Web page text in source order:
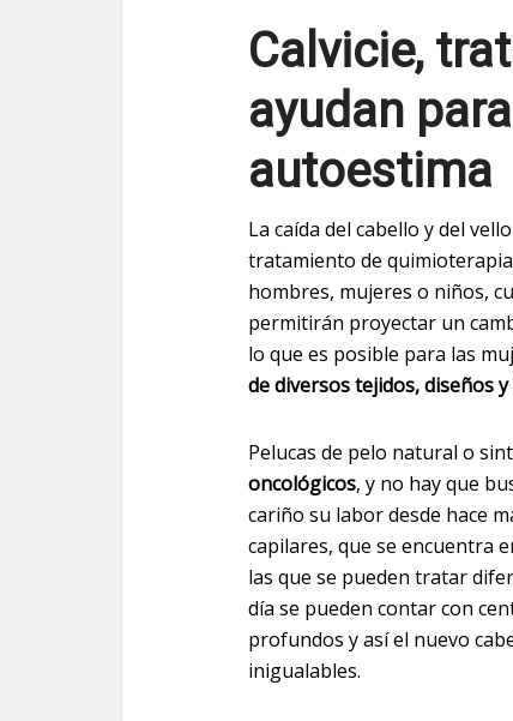
Calvicie,
ayudan
autoestima
La caída del cabello y del
tratamiento de
hombres, mujeres o niños,
permitirán proyectar un
lo que es posible para las
de diversos tejidos, diseños
Pelucas de pelo natural o
oncológicos, y no hay que
cariño su labor desde hace
capilares, que se encuentra
las que se pueden tratar
día se pueden contar con
profundos y así el nuevo
inigualables.